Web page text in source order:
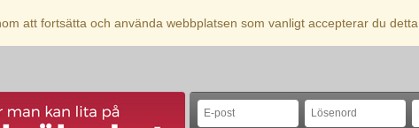
att fortsätta och använda webbplatsen som vanligt accepterar du detta.